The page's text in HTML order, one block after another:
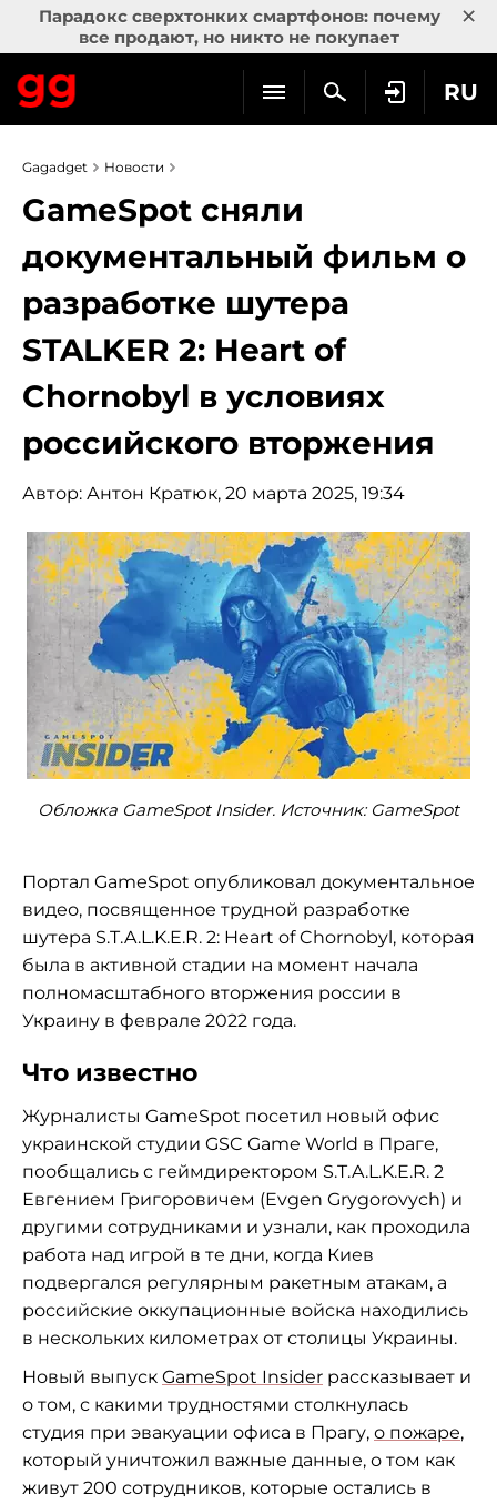
Парадокс сверхтонких смартфонов: почему
все продают, но никто не покупает
×
RU
Gagadget Новости
GameSpot сняли
документальный фильм о
разработке шутера
STALKER 2: Heart of
Chornobyl в условиях
российского вторжения
Автор: Антон Кратюк, 20 марта 2025, 19:34
Обложка GameSpot Insider. Источник: GameSpot
Портал GameSpot опубликовал документальное
видео, посвященное трудной разработке
шутера S.T.A.L.K.E.R. 2: Heart of Chornobyl, которая
была в активной стадии на момент начала
полномасштабного вторжения россии в
Украину в феврале 2022 года.
Что известно
Журналисты GameSpot посетил новый офис
украинской студии GSC Game World в Праге,
пообщались с геймдиректором S.T.A.L.K.E.R. 2
Евгением Григоровичем (Evgen Grygorovych) и
другими сотрудниками и узнали, как проходила
работа над игрой в те дни, когда Киев
подвергался регулярным ракетным атакам, а
российские оккупационные войска находились
в нескольких километрах от столицы Украины.
Новый выпуск GameSpot Insider рассказывает и
о том, с какими трудностями столкнулась
студия при эвакуации офиса в Прагу, о пожаре,
который уничтожил важные данные, о том как
живут 200 сотрудников, которые остались в